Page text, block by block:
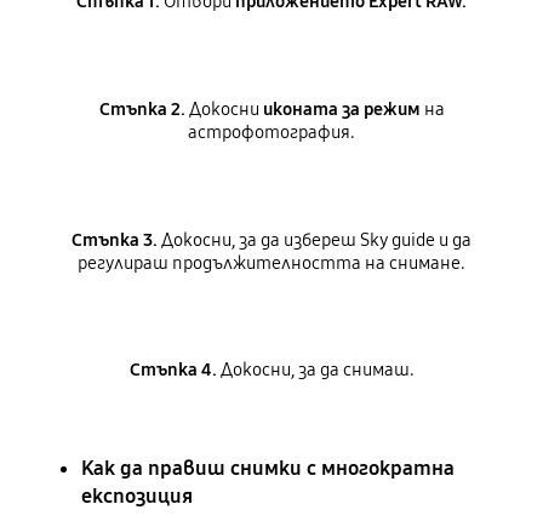
Стъпка 2. Докосни иконата за режим на
астрофотография.
Стъпка 3. Докосни, за да избереш Sky guide и да
регулираш продължителността на снимане.
Стъпка 4. Докосни, за да снимаш.
Как да правиш снимки с многократна
експозиция